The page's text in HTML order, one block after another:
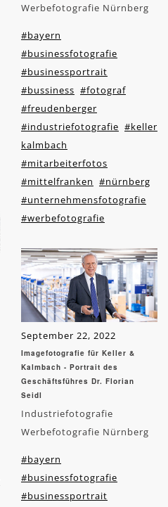
Werbefotografie Nürnberg
#bayern
#businessfotografie
#businessportrait
#bussiness #fotograf
#freudenberger
#industriefotografie #keller
kalmbach
#mitarbeiterfotos
#mittelfranken #nürnberg
#unternehmensfotografie
#werbefotografie
September 22, 2022
Imagefotografie für Keller &
Kalmbach - Portrait des
Geschäftsführes Dr. Florian
Seidl
Industriefotografie
Werbefotografie Nürnberg
#bayern
#businessfotografie
#businessportrait